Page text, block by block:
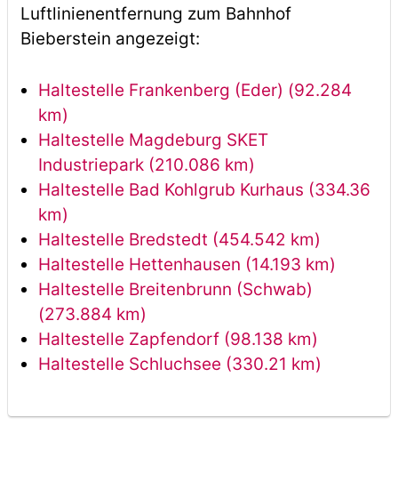
Luftlinienentfernung zum Bahnhof
Bieberstein angezeigt:
Haltestelle Frankenberg (Eder) (92.284
km)
Haltestelle Magdeburg SKET
Industriepark (210.086 km)
Haltestelle Bad Kohlgrub Kurhaus (334.36
km)
Haltestelle Bredstedt (454.542 km)
Haltestelle Hettenhausen (14.193 km)
Haltestelle Breitenbrunn (Schwab)
(273.884 km)
Haltestelle Zapfendorf (98.138 km)
Haltestelle Schluchsee (330.21 km)